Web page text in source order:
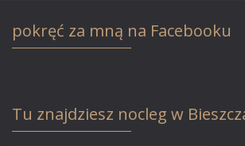
pokręć za mną na Facebooku
Tu znajdziesz nocleg w